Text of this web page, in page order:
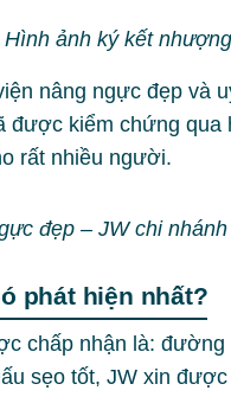
ảnh ký kết
nâng ngực đẹp và
kiểm chứng qua
rất nhiều người.
đẹp – JW chi
phát hiện nhất?
chấp nhận là:
sẹo tốt, JW xin